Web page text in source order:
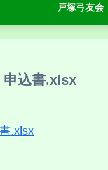
戸塚弓友会
申込書.xlsx
.xlsx